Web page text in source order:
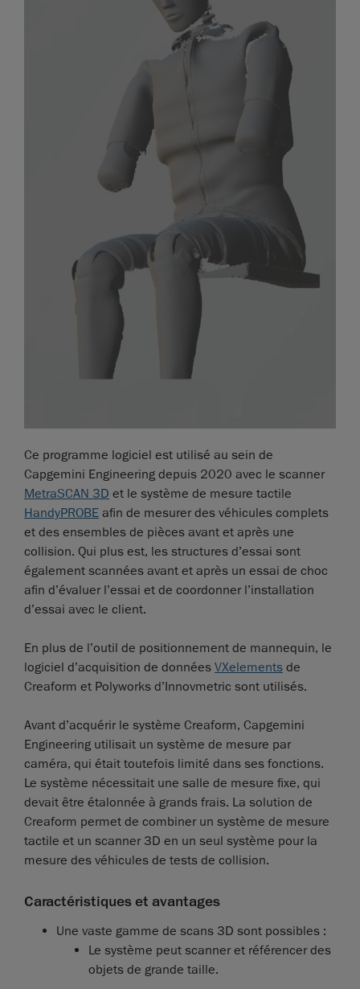
Ce programme logiciel est utilisé au sein de
Capgemini Engineering depuis 2020 avec le scanner
MetraSCAN 3D et le système de mesure tactile
HandyPROBE afin de mesurer des véhicules complets
et des ensembles de pièces avant et après une
collision. Qui plus est, les structures d’essai sont
également scannées avant et après un essai de choc
afin d’évaluer l’essai et de coordonner l’installation
d’essai avec le client.
En plus de l’outil de positionnement de mannequin, le
logiciel d’acquisition de données VXelements de
Creaform et Polyworks d’Innovmetric sont utilisés.
Avant d’acquérir le système Creaform, Capgemini
Engineering utilisait un système de mesure par
caméra, qui était toutefois limité dans ses fonctions.
Le système nécessitait une salle de mesure fixe, qui
devait être étalonnée à grands frais. La solution de
Creaform permet de combiner un système de mesure
tactile et un scanner 3D en un seul système pour la
mesure des véhicules de tests de collision.
Caractéristiques et avantages
Une vaste gamme de scans 3D sont possibles :
Le système peut scanner et référencer des
objets de grande taille.